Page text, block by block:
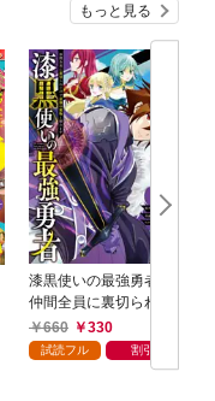
もっと見る
漆黒使いの最強勇者
仲間全員に裏切られた
ので最強の魔物と組み
ます 1巻
660 330
試読フル 割引